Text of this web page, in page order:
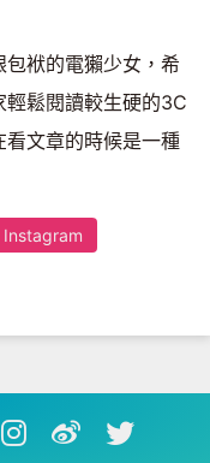
袱的電獺少女，希
鬆閱讀較生硬的3C
文章的時候是一種
Instagram